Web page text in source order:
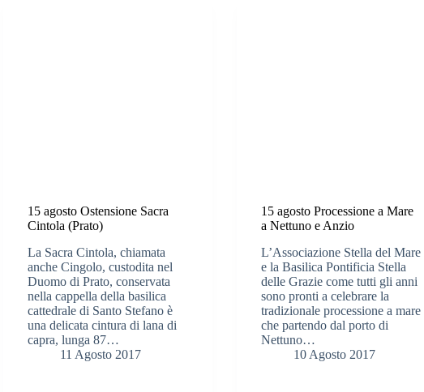
15 agosto Ostensione Sacra
Cintola (Prato)
La Sacra Cintola, chiamata
anche Cingolo, custodita nel
Duomo di Prato, conservata
nella cappella della basilica
cattedrale di Santo Stefano è
una delicata cintura di lana di
capra, lunga 87…
11 Agosto 2017
15 agosto Processione a Mare
a Nettuno e Anzio
L’Associazione Stella del Mare
e la Basilica Pontificia Stella
delle Grazie come tutti gli anni
sono pronti a celebrare la
tradizionale processione a mare
che partendo dal porto di
Nettuno…
10 Agosto 2017